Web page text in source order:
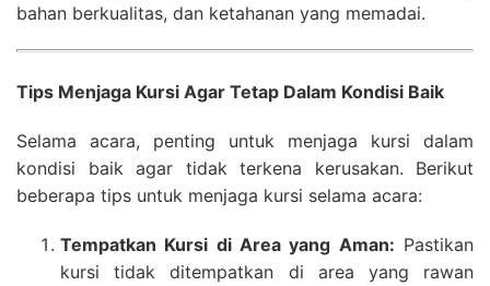
bahan berkualitas, dan ketahanan yang memadai.
Tips Menjaga Kursi Agar Tetap Dalam Kondisi Baik
Selama acara, penting untuk menjaga kursi dalam
kondisi baik agar tidak terkena kerusakan. Berikut
beberapa tips untuk menjaga kursi selama acara:
Tempatkan Kursi di Area yang Aman: Pastikan
kursi tidak ditempatkan di area yang rawan